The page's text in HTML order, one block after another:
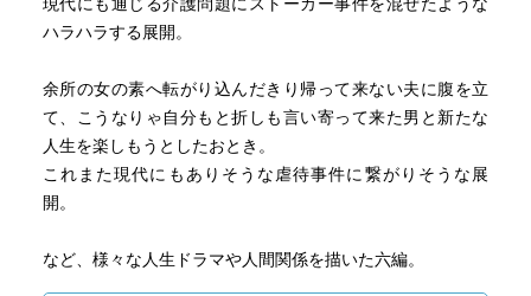
ハラハラする展開。
余所の女の素へ転がり込んだきり帰って来ない夫に腹を立
て、こうなりゃ自分もと折しも言い寄って来た男と新たな
人生を楽しもうとしたおとき。
これまた現代にもありそうな虐待事件に繋がりそうな展
開。
など、様々な人生ドラマや人間関係を描いた六編。